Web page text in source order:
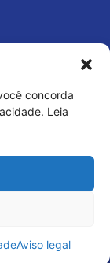
concorda
Leia
Aviso legal
DE